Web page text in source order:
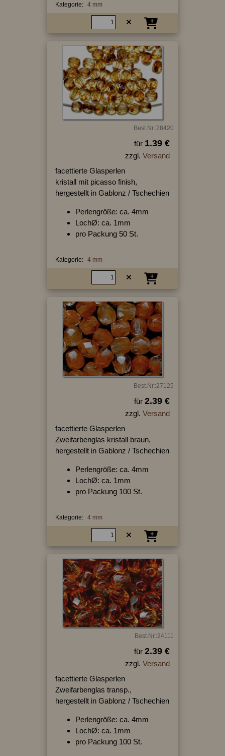
Kategorie: 4 mm
Best.Nr.:28420
für 1.39 €
zzgl. Versand
facettierte Glasperlen
kristall mit picasso finish,
hergestellt in Gablonz / Tschechien
Perlengröße: ca. 4mm
LochØ: ca. 1mm
pro Packung 50 St.
Kategorie: 4 mm
Best.Nr.:27125
für 2.39 €
zzgl. Versand
facettierte Glasperlen
Zweifarbenglas kristall braun,
hergestellt in Gablonz / Tschechien
Perlengröße: ca. 4mm
LochØ: ca. 1mm
pro Packung 100 St.
Kategorie: 4 mm
Best.Nr.:24111
für 2.39 €
zzgl. Versand
facettierte Glasperlen
Zweifarbenglas transp.,
hergestellt in Gablonz / Tschechien
Perlengröße: ca. 4mm
LochØ: ca. 1mm
pro Packung 100 St.